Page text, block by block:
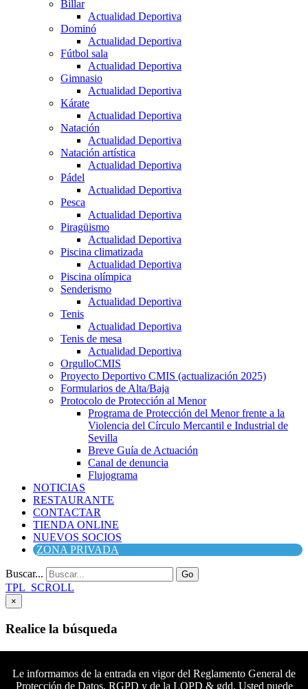
Billar
Actualidad Deportiva
Dominó
Actualidad Deportiva
Fútbol sala
Actualidad Deportiva
Gimnasio
Actualidad Deportiva
Kárate
Actualidad Deportiva
Natación
Actualidad Deportiva
Natación artística
Actualidad Deportiva
Pádel
Actualidad Deportiva
Pesca
Actualidad Deportiva
Piragüismo
Actualidad Deportiva
Piscina climatizada
Actualidad Deportiva
Piscina olímpica
Senderismo
Actualidad Deportiva
Tenis
Actualidad Deportiva
Tenis de mesa
Actualidad Deportiva
OrgulloCMIS
Proyecto Deportivo CMIS (actualización 2025)
Formularios de Alta/Baja
Protocolo de Protección al Menor
Programa de Protección del Menor frente a la
Violencia del Círculo Mercantil e Industrial de
Sevilla
Breve Guía de Actuación
Canal de denuncia
Flujograma
NOTICIAS
RESTAURANTE
CONTACTAR
TIENDA ONLINE
NUEVOS SOCIOS
ZONA PRIVADA
Buscar... Go
TPL_SCROLL
×
Realice la búsqueda
Buscar
Le informamos de la entrada en vigor del Reglamento General de
Protección de Datos, RGPD y de la LOPD & gdd. Usted puede